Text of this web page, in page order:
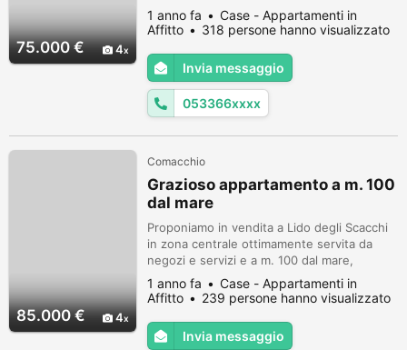
75.000 € 4
bilocale situato al primo piano di una piccola
palazzina. L' immobile è composto da:
soggiorno con cucina a vista, una camera
letto matrimoniale, un bagno accessoriato
con box doccia e uno spazioso balcone. L'
appartamento viene prop...
1 anno fa
Case - Appartamenti in
Affitto
318 persone hanno visualizzato
Invia messaggio
053366xxxx
85.000 € 4
Comacchio
Grazioso appartamento a m. 100
dal mare
Proponiamo in vendita a Lido degli Scacchi
in zona centrale ottimamente servita da
negozi e servizi e a m. 100 dal mare,
grazioso appartamento trilocale ubicato al
terzo piano con ascensore. La sua
composizione è la seguente: ingresso,
soggiorno con cucina a vista, una camera
matrimoniale una cameretta, un bagno
1 anno fa
Case - Appartamenti in
Affitto
239 persone hanno visualizzato
Invia messaggio